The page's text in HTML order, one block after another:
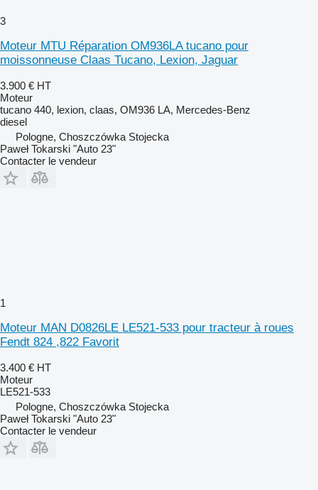
3
Moteur MTU Réparation OM936LA tucano pour
moissonneuse Claas Tucano, Lexion, Jaguar
3.900 € HT
Moteur
tucano 440, lexion, claas, OM936 LA, Mercedes-Benz
diesel
Pologne, Choszczówka Stojecka
Paweł Tokarski "Auto 23"
Contacter le vendeur
1
Moteur MAN D0826LE LE521-533 pour tracteur à roues
Fendt 824 ,822 Favorit
3.400 € HT
Moteur
LE521-533
Pologne, Choszczówka Stojecka
Paweł Tokarski "Auto 23"
Contacter le vendeur